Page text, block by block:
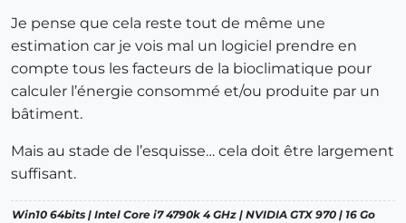
Je pense que cela reste tout de même une
estimation car je vois mal un logiciel prendre en
compte tous les facteurs de la bioclimatique pour
calculer l’énergie consommé et/ou produite par un
bâtiment.
Mais au stade de l’esquisse… cela doit être largement
suffisant.
Win10 64bits | Intel Core i7 4790k 4 GHz | NVIDIA GTX 970 | 16 Go